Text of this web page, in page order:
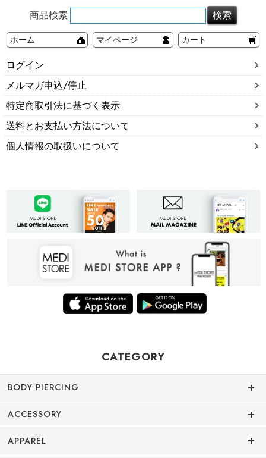
商品検索
ホーム マイページ カート
ログイン
メルマガ申込/停止
特定商取引法に基づく表示
送料とお支払い方法について
個人情報の取扱いについて
CATEGORY
BODY PIERCING
ACCESSORY
APPAREL